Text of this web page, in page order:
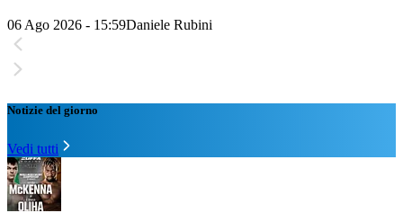
06 Ago 2026 - 15:59Daniele Rubini
Notizie del giorno
Vedi tutti